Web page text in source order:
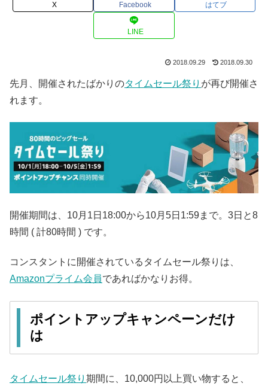
X Facebook はてブ
LINE
2018.09.29 2018.09.30
先月、開催されたばかりのタイムセール祭り が再び開催さ
れます。
開催期間は、10月1日18:00から10月5日1:59まで。3日と8
時間 ( 計80時間 ) です。
コンスタントに開催されているタイムセール祭りは、
Amazonプライム会員であればかなりお得。
ポイントアップキャンペーンだけ
は
タイムセール祭り 期間に、10,000円以上買い物すると、